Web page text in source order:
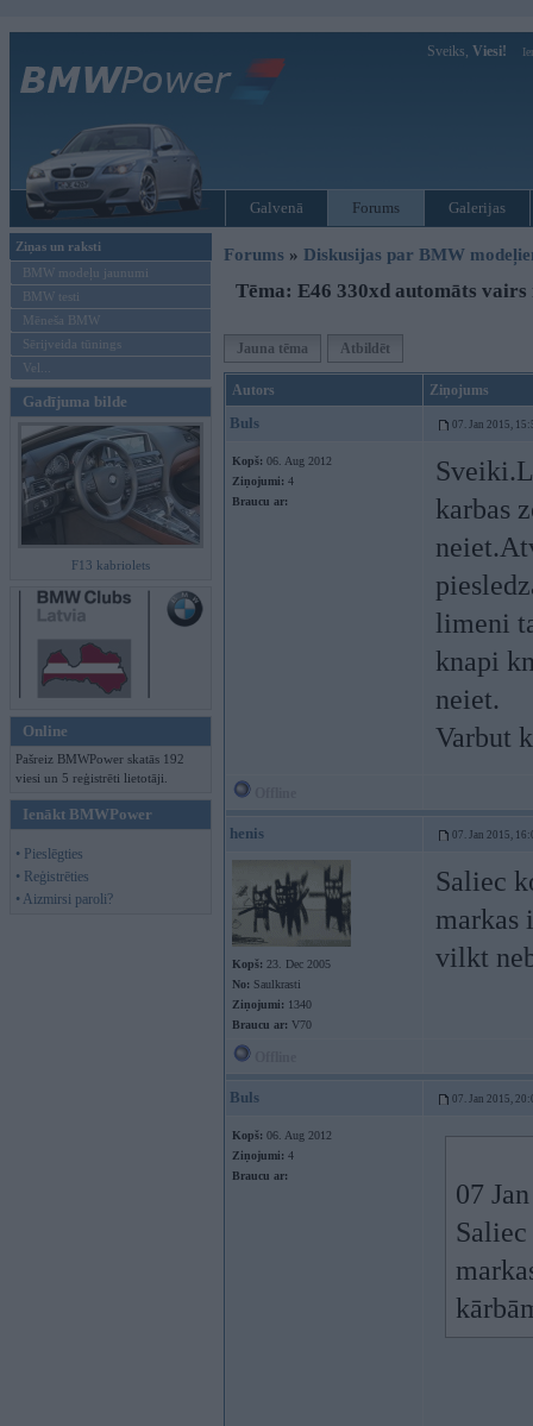
Sveiks, Viesi!
Galvenā Forums Galerijas
Ziņas un raksti
BMW modeļu jaunumi
BMW testi
Mēneša BMW
Sērijveida tūnings
Vel...
Gadījuma bilde
F13 kabriolets
Online
Pašreiz BMWPower skatās 192
viesi un 5 reģistrēti lietotāji.
Ienākt BMWPower
• Pieslēgties
• Reģistrēties
• Aizmirsi paroli?
Forums » Diskusijas par BMW
Tēma: E46 330xd automāts vairs
Jauna tēma Atbildēt
Autors Ziņojums
Buls 07. Jan 2015,
Kopš: 06. Aug 2012
Ziņojumi: 4
Braucu ar:
karbas
limeni
knapi
neiet.
Varbut
henis 07. Jan 2015,
Kopš: 23. Dec 2005
No: Saulkrasti
Ziņojumi: 1340
Braucu ar: V70
Saliec
markas
vilkt
Buls 07. Jan 2015,
Kopš: 06. Aug 2012
Ziņojumi: 4
Braucu ar:
07